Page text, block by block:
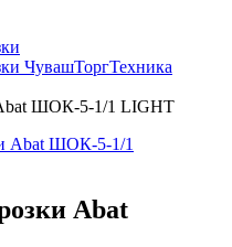
ЧувашТоргТехника
ШОК-5-1/1 LIGHT
Abat